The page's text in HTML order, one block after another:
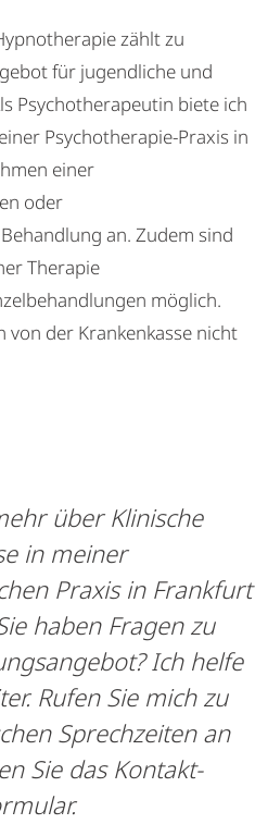
zählt zu
für jugendliche und
Psychotherapeutin biete ich
Psychotherapie-Praxis in
einer
oder
an. Zudem sind
Therapie
möglich.
von der Krankenkasse nicht
über Klinische
in meiner
Praxis in Frankfurt
haben Fragen zu
Ich helfe
Rufen Sie mich zu
Sprechzeiten an
Sie das Kontakt-